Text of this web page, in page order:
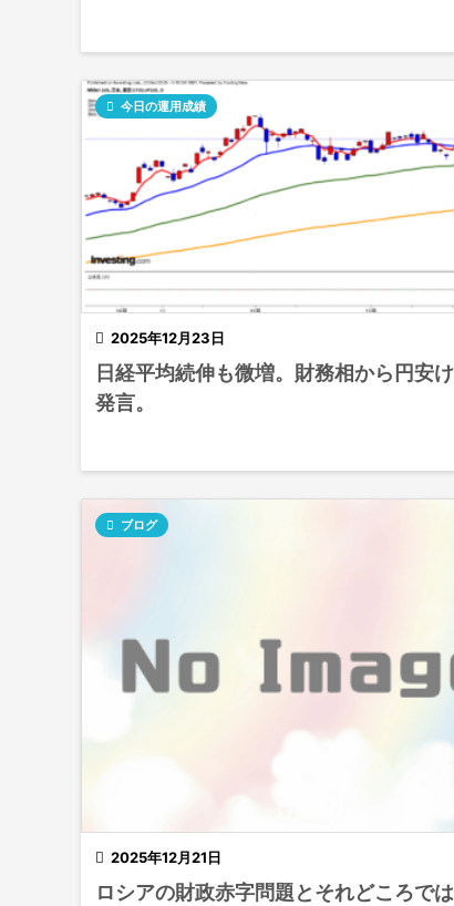
 2025年12月23日
 今日の運用成績
日経平均続伸も微増。財務相から円安
発言。
 2025年12月21日
 ブログ
ロシアの財政赤字問題とそれどころで